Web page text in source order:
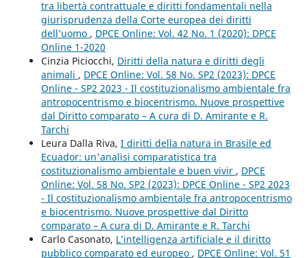
tra libertà contrattuale e diritti fondamentali nella
giurisprudenza della Corte europea dei diritti
dell’uomo , DPCE Online: Vol. 42 No. 1 (2020): DPCE
Online 1-2020
Cinzia Piciocchi, Diritti della natura e diritti degli
animali , DPCE Online: Vol. 58 No. SP2 (2023): DPCE
Online - SP2 2023 - Il costituzionalismo ambientale fra
antropocentrismo e biocentrismo. Nuove prospettive
dal Diritto comparato – A cura di D. Amirante e R.
Tarchi
Leura Dalla Riva, I diritti della natura in Brasile ed
Ecuador: un'analisi comparatistica tra
costituzionalismo ambientale e buen vivir , DPCE
Online: Vol. 58 No. SP2 (2023): DPCE Online - SP2 2023
- Il costituzionalismo ambientale fra antropocentrismo
e biocentrismo. Nuove prospettive dal Diritto
comparato – A cura di D. Amirante e R. Tarchi
Carlo Casonato, L’intelligenza artificiale e il diritto
pubblico comparato ed europeo , DPCE Online: Vol. 51